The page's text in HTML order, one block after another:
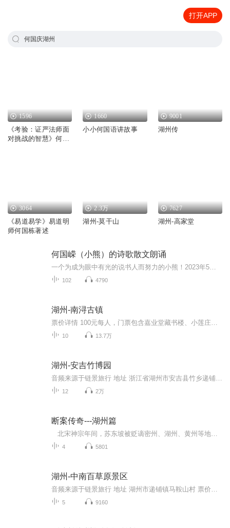
打开APP
何国庆湖州
1596
《考验：证严法师面
对挑战的智慧》何国
1660
小小何国语讲故事
9001
湖州传
3064
《易道易学》易道明
师何国栋著述
2.3万
湖州-莫干山
7627
湖州-高家堂
何国嵘（小熊）的诗歌散文朗诵
102 4790
湖州-南浔古镇
10 13.7万
湖州-安吉竹博园
12 2万
断案传奇---湖州篇
4 5801
湖州-中南百草原景区
5 9160